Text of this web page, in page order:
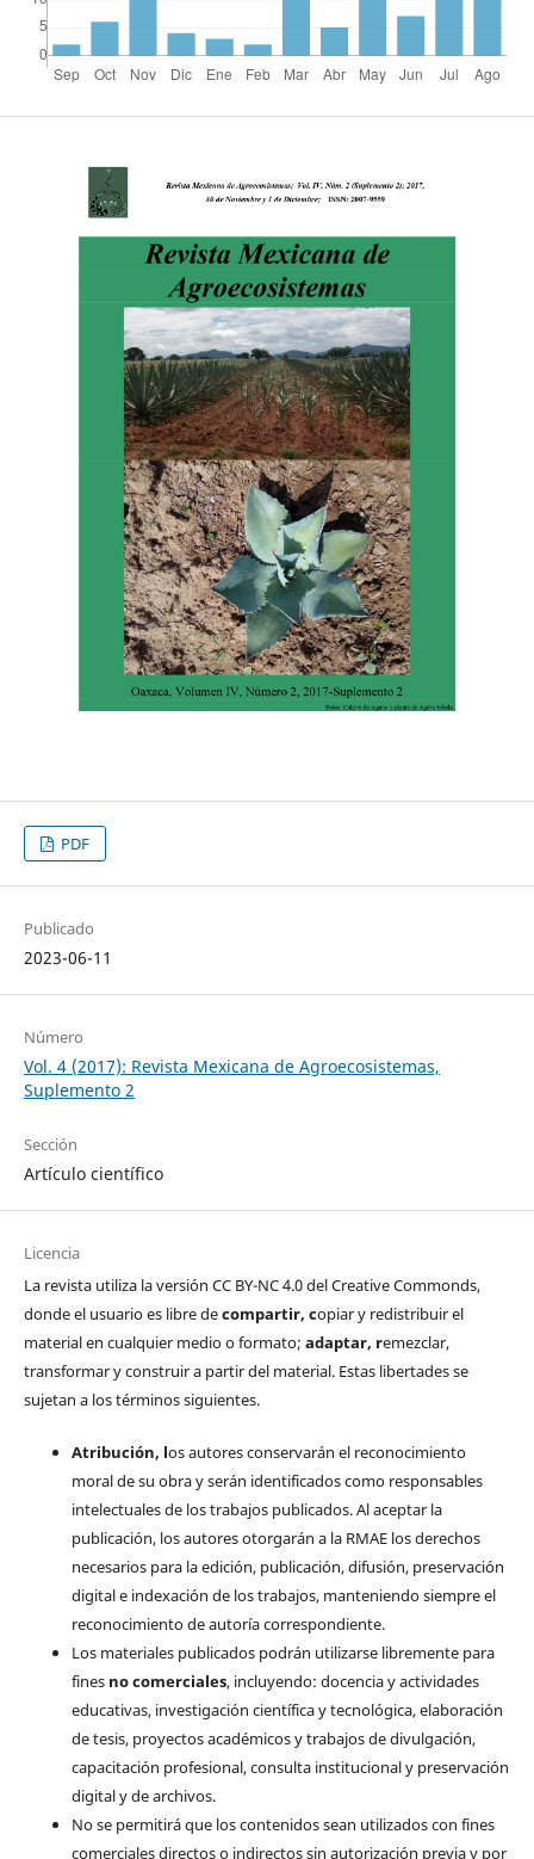
PDF
Publicado
2023-06-11
Número
Vol. 4 (2017): Revista Mexicana de Agroecosistemas,
Suplemento 2
Sección
Artículo científico
Licencia
La revista utiliza la versión CC BY-NC 4.0 del Creative Commonds,
donde el usuario es libre decompartir, copiar y redistribuir el
material en cualquier medio o formato; adaptar, remezclar,
transformar y construir a partir del material. Estas libertades se
sujetan a los términos siguientes.
Atribución, los autores conservarán el reconocimiento
moral de su obra y serán identificados como responsables
intelectuales de los trabajos publicados. Al aceptar la
publicación, los autores otorgarán a la RMAE los derechos
necesarios para la edición, publicación, difusión, preservación
digital e indexación de los trabajos, manteniendo siempre el
reconocimiento de autoría correspondiente.
Los materiales publicados podrán utilizarse libremente para
fines no comerciales, incluyendo: docencia y actividades
educativas, investigación científica y tecnológica, elaboración
de tesis, proyectos académicos y trabajos de divulgación,
capacitación profesional, consulta institucional y preservación
digital y de archivos.
No se permitirá que los contenidos sean utilizados con fines
comerciales directos o indirectos sin autorización previa y por